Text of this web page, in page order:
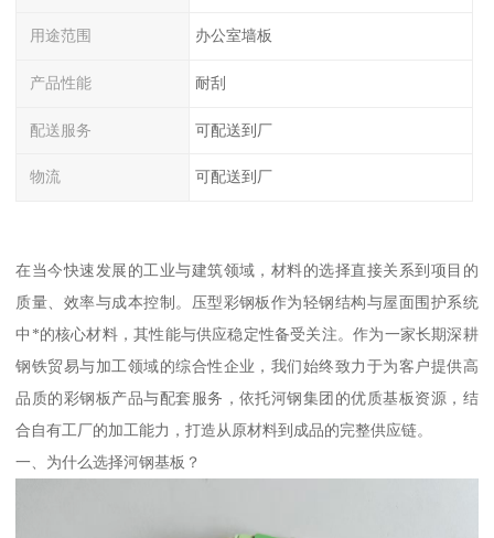
用途范围 办公室墙板
产品性能 耐刮
配送服务 可配送到厂
物流 可配送到厂
在当今快速发展的工业与建筑领域，材料的选择直接关系到项目的
质量、效率与成本控制。压型彩钢板作为轻钢结构与屋面围护系统
中*的核心材料，其性能与供应稳定性备受关注。作为一家长期深耕
钢铁贸易与加工领域的综合性企业，我们始终致力于为客户提供高
品质的彩钢板产品与配套服务，依托河钢集团的优质基板资源，结
合自有工厂的加工能力，打造从原材料到成品的完整供应链。
一、为什么选择河钢基板？